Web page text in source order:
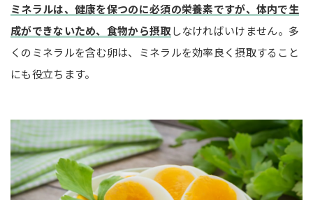
ミネラルは、健康を保つのに必須の栄養素ですが、体内で生
成ができないため、食物から摂取しなければいけません。多
くのミネラルを含む卵は、ミネラルを効率良く摂取すること
にも役立ちます。